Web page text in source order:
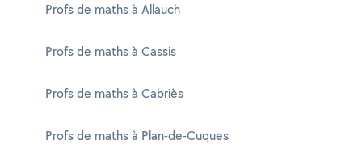
Profs de maths à Allauch
Profs de maths à Cassis
Profs de maths à Cabriès
Profs de maths à Plan-de-Cuques